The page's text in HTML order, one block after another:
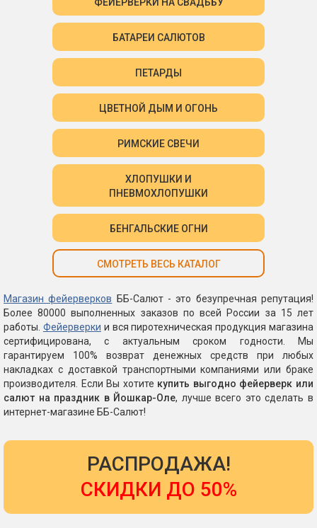
БАТАРЕИ САЛЮТОВ
ПЕТАРДЫ
ЦВЕТНОЙ ДЫМ И ОГОНЬ
РИМСКИЕ СВЕЧИ
ХЛОПУШКИ И
ПНЕВМОХЛОПУШКИ
БЕНГАЛЬСКИЕ ОГНИ
СМОТРЕТЬ ВЕСЬ КАТАЛОГ
Магазин фейерверков ББ-Салют - это безупречная репутация!
Более 80000 выполненных заказов по всей России за 15 лет
работы. Фейерверки и вся пиротехническая продукция магазина
сертифицирована, с актуальным сроком годности. Мы
гарантируем 100% возврат денежных средств при любых
накладках с доставкой транспортными компаниями или браке
производителя. Если Вы хотите купить выгодно фейерверк или
салют на праздник в Йошкар-Оле, лучше всего это сделать в
интернет-магазине ББ-Салют!
РАСПРОДАЖА!
СКИДКИ ДО 50%